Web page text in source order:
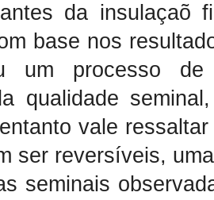
da insulaçaõ
base nos
um processo
qualidade
vale
ser reversíveis,
seminais